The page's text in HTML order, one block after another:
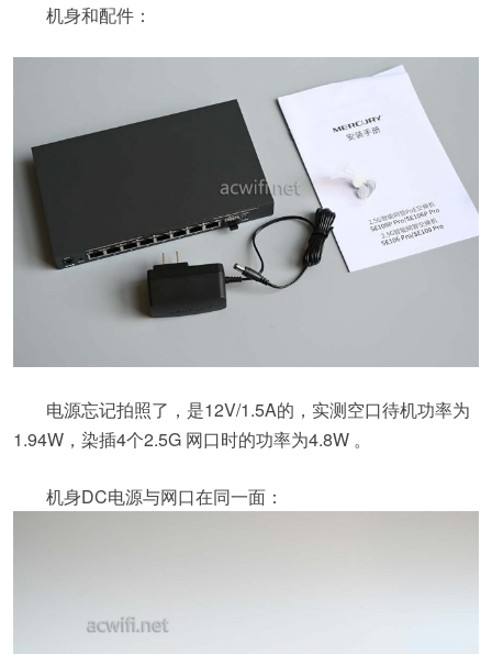
机身和配件：
电源忘记拍照了，是12V/1.5A的，实测空口待机功率为
1.94W，染插4个2.5G 网口时的功率为4.8W 。
机身DC电源与网口在同一面：